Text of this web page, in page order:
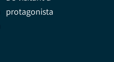
protagonista